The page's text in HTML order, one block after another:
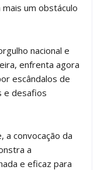
um obstáculo
nacional e
enfrenta agora
escândalos de
e desafios
a convocação da
a
e eficaz para